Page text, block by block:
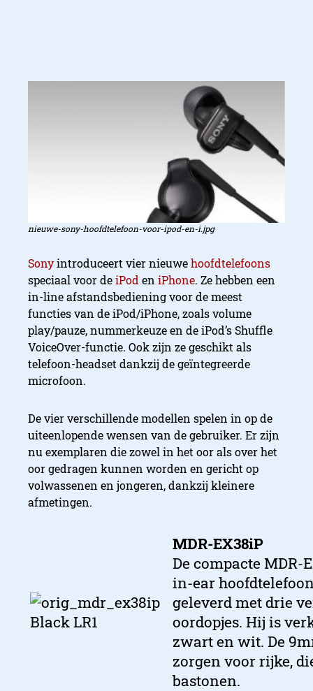
nieuwe-sony-hoofdtelefoon-voor-ipod-en-i.jpg
Sonyintroduceert vier nieuwehoofdtelefoons
speciaal voor deiPod en iPhone. Ze hebben een
in-line afstandsbediening voor de meest
functies van de iPod/iPhone, zoals volume
play/pauze, nummerkeuze en de iPod’s Shuffle
VoiceOver-functie. Ook zijn ze geschikt als
telefoon-headset dankzij de geïntegreerde
microfoon.
De vier verschillende modellen spelen in op de
uiteenlopende wensen van de gebruiker. Er zijn
nu exemplaren die zowel in het oor als over het
oor gedragen kunnen worden en gericht op
volwassenen en jongeren, dankzij kleinere
afmetingen.
MDR-EX38iP
De compacte MDR-
in-ear
geleverd met drie
oordopjes. Hij is
zwart en wit. De
zorgen voor rijke,
bastonen.